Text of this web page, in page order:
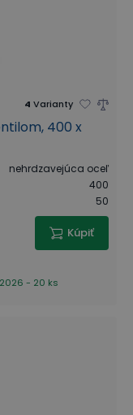
4 Varianty
400 x
nehrdzavejúca oceľ
400
50
Kúpiť
- 20 ks